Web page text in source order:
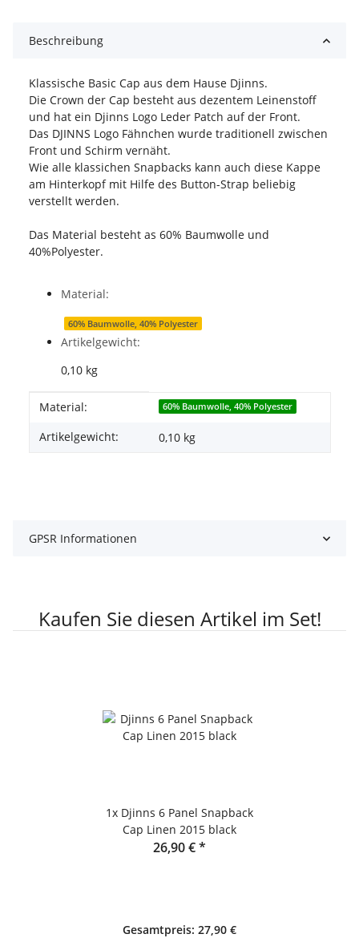
Beschreibung
Klassische Basic Cap aus dem Hause Djinns.
Die Crown der Cap besteht aus dezentem Leinenstoff
und hat ein Djinns Logo Leder Patch auf der Front.
Das DJINNS Logo Fähnchen wurde traditionell zwischen
Front und Schirm vernäht.
Wie alle klassichen Snapbacks kann auch diese Kappe
am Hinterkopf mit Hilfe des Button-Strap beliebig
verstellt werden.
Das Material besteht as 60% Baumwolle und
40%Polyester.
Material:
60% Baumwolle, 40% Polyester
Artikelgewicht:
0,10 kg
Produkteigenschaft
Wert
Material: 60% Baumwolle, 40% Polyester
Artikelgewicht: 0,10 kg
GPSR Informationen
Kaufen Sie diesen Artikel im Set!
1x Djinns 6 Panel Snapback
Cap Linen 2015 black
26,90 €*
Gesamtpreis: 27,90 €